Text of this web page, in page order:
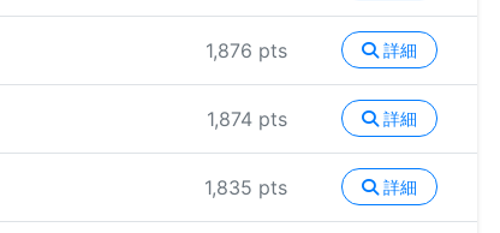
1,876 pts 詳細
1,874 pts 詳細
1,835 pts 詳細